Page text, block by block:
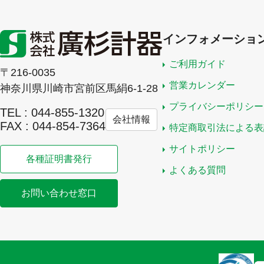
〒216-0035
神奈川県川崎市宮前区馬絹6-1-28
TEL : 044-855-1320
FAX : 044-854-7364
会社情報
各種証明書発行
お問い合わせ窓口
インフォメーショ
ご利用ガイド
営業カレンダー
プライバシーポリシー
特定商取引法による
サイトポリシー
よくある質問